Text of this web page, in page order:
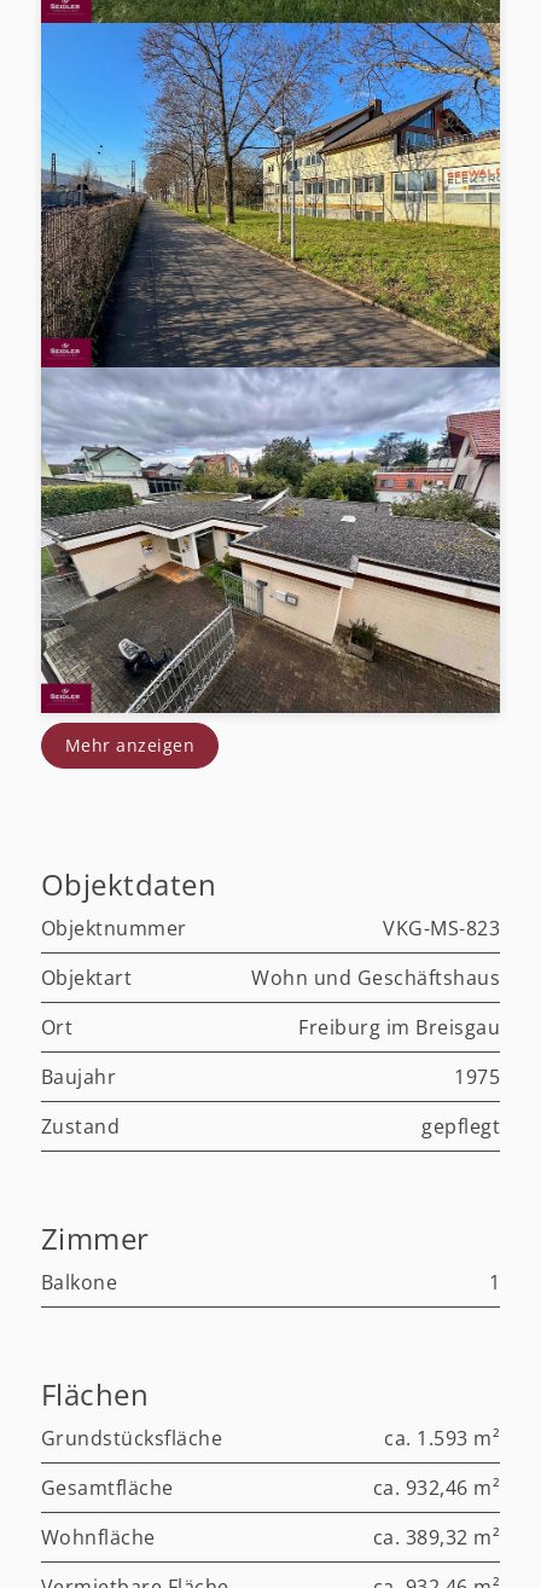
Mehr anzeigen
Objektdaten
Objektnummer
VKG-MS-823
Objektart
Wohn und Geschäftshaus
Ort
Freiburg im Breisgau
Baujahr
1975
Zustand
gepflegt
Zimmer
Balkone 1
Flächen
Grundstücksfläche
ca. 1.593 m²
Gesamtfläche
ca. 932,46 m²
Wohnfläche
ca. 389,32 m²